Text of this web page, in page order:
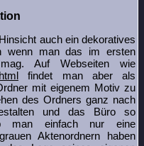
auch ein dekoratives
wenn man das im ersten
Auf Webseiten wie
findet man aber als
mit eigenem Motiv zu
des Ordners ganz nach
und das Büro so
man einfach nur eine
Aktenordnern haben